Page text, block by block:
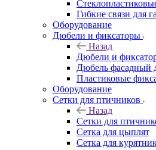
Гибкие связи для
Оборудование
Дюбели и фиксаторы
Назад
Дюбели и
Дюбель фасадный
Пластиковые
Оборудование
Сетки для птичников
Назад
Сетки для
Сетка для цыплят
Сетка для